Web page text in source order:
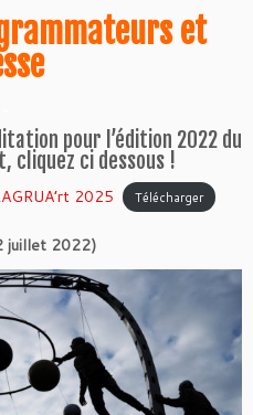
et
pour l’édition 2022 du
cliquez ci dessous !
2025 Télécharger
juillet 2022)